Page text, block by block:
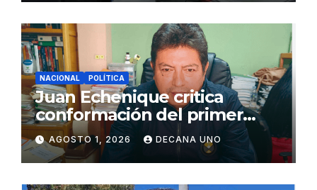
NACIONAL POLÍTICA
Juan Echenique critica
conformación del primer
gabinete ministerial de Keiko
Fujimori
AGOSTO 1, 2026 DECANA UNO